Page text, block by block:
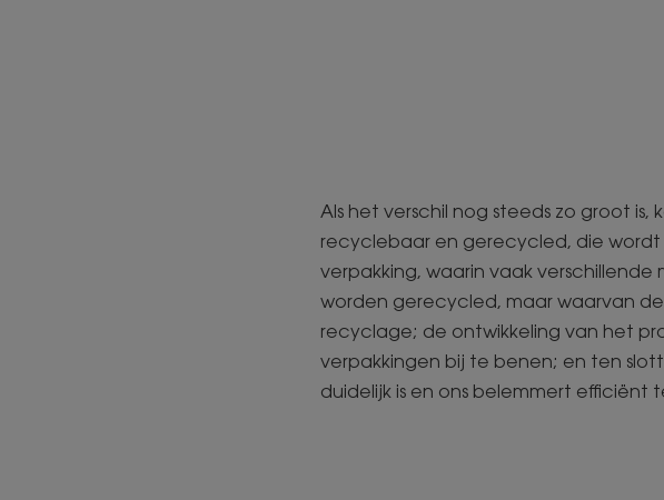
Als het verschil nog steeds zo groot
recyclebaar en gerecycled, die
verpakking, waarin vaak
worden gerecycled, maar waarvan
recyclage; de ontwikkeling van het
verpakkingen bij te benen; en ten
duidelijk is en ons belemmert efficiënt